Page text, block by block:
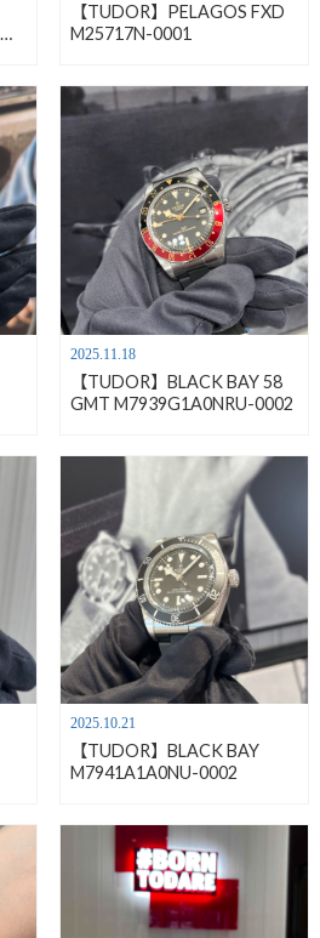
【TUDOR】PELAGOS FXD
M25717N-0001
2025.11.18
【TUDOR】BLACK BAY 58
GMT M7939G1A0NRU-0002
2025.10.21
【TUDOR】BLACK BAY
M7941A1A0NU-0002